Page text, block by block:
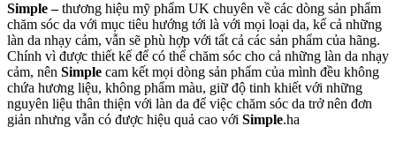
Simple –thương hiệu mỹ phẩm UK chuyên về các dòng sản phẩm
chăm sóc da với mục tiêu hướng tới là với mọi loại da, kể cả những
làn da nhạy cảm, vẫn sẽ phù hợp với tất cả các sản phẩm của hãng.
Chính vì được thiết kế để có thể chăm sóc cho cả những làn da nhạy
cảm, nên Simple cam kết mọi dòng sản phẩm của mình đều không
chứa hương liệu, không phẩm màu, giữ độ tinh khiết với những
nguyên liệu thân thiện với làn da để việc chăm sóc da trở nên đơn
giản nhưng vẫn có được hiệu quả cao với Simple.ha